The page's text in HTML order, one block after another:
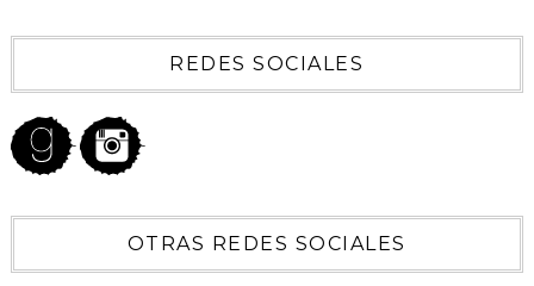
REDES SOCIALES
OTRAS REDES SOCIALES